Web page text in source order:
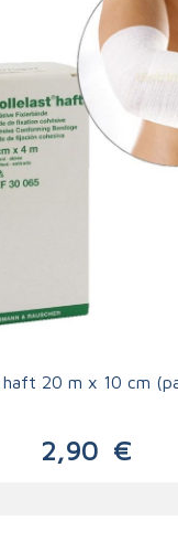
haft 20 m x 10 cm
2,90 €